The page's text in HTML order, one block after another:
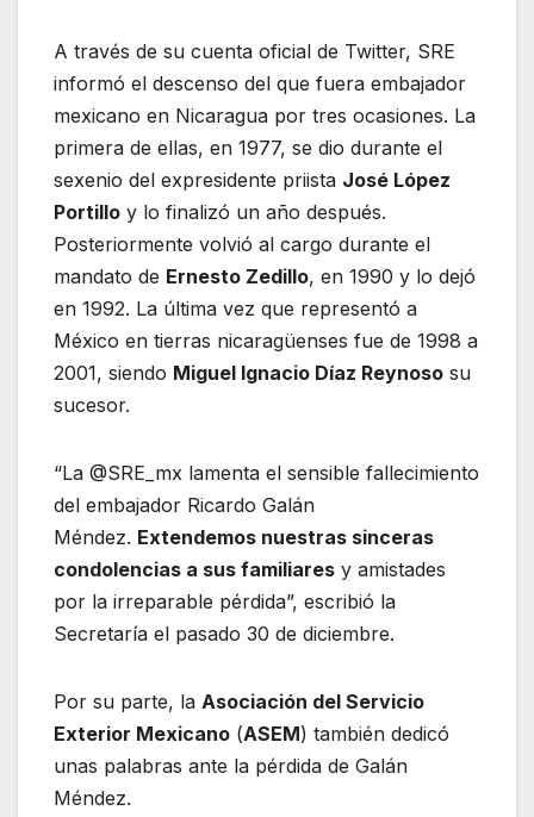
A través de su cuenta oficial de Twitter, SRE
informó el descenso del que fuera embajador
mexicano en Nicaragua por tres ocasiones. La
primera de ellas, en 1977, se dio durante el
sexenio del expresidente priista José López
Portillo y lo finalizó un año después.
Posteriormente volvió al cargo durante el
mandato de Ernesto Zedillo, en 1990 y lo dejó
en 1992. La última vez que representó a
México en tierras nicaragüenses fue de 1998 a
2001, siendo Miguel Ignacio Díaz Reynoso su
sucesor.
“La @SRE_mx lamenta el sensible fallecimiento
del embajador Ricardo Galán
Méndez. Extendemos nuestras sinceras
condolencias a sus familiares y amistades
por la irreparable pérdida”, escribió la
Secretaría el pasado 30 de diciembre.
Por su parte, la Asociación del Servicio
Exterior Mexicano (ASEM) también dedicó
unas palabras ante la pérdida de Galán
Méndez.